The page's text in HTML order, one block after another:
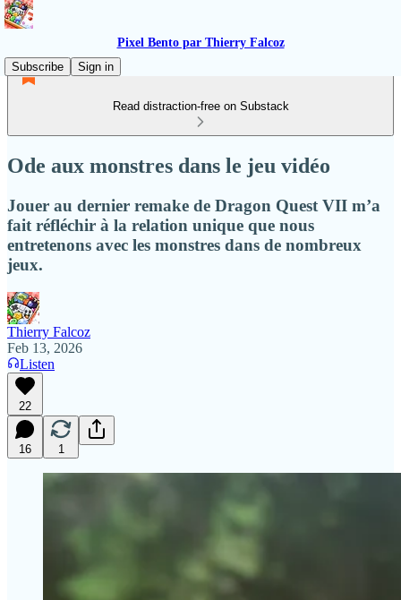
Pixel Bento par Thierry Falcoz
Subscribe
Sign in
Read distraction-free on Substack
Ode aux monstres dans le jeu vidéo
Jouer au dernier remake de Dragon Quest VII m’a
fait réfléchir à la relation unique que nous
entretenons avec les monstres dans de nombreux
jeux.
Thierry Falcoz
Feb 13, 2026
Listen
22
16 1